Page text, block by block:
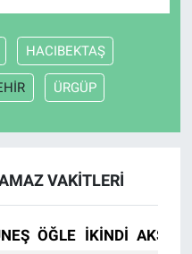
HACIBEKTAŞ
ÜRGÜP
VAKITLERI
ÖĞLE İKINDI AKŞAM